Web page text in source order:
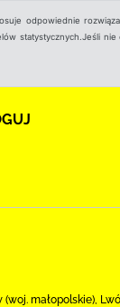
odpowiednie
statystycznych.Jeśli nie
małopolskie),